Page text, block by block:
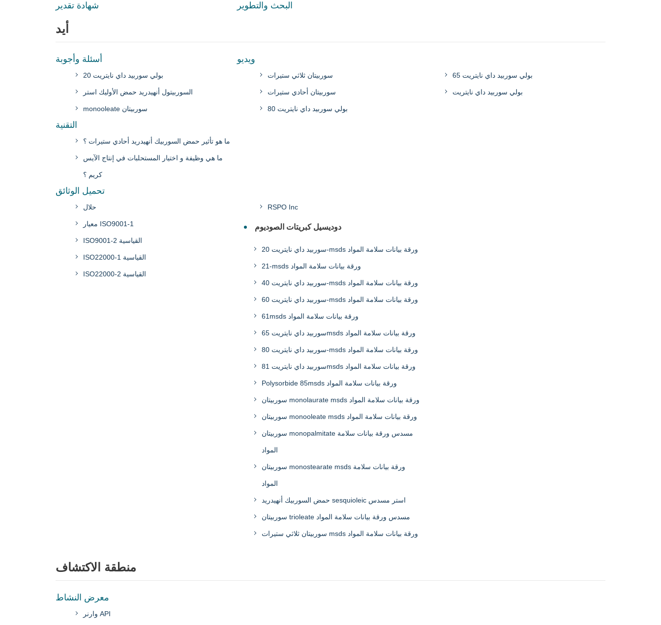
شهادة تقدير
البحث والتطوير
أيد
أسئلة وأجوبة ويديو
بولي سوربيد داي نايتريت 20
السوربيتول أنهيدريد حمض الأوليك استر
monooleate سوربيتان
سوربيتان ثلاثي ستيرات
سوربيتان أحادي ستيرات
بولي سوربيد داي نايتريت 80
بولي سوربيد داي نايتريت 65
بولي سوربيد داي نايتريت
التقنية
ما هو تأثير حمض السوربيك أنهيدريد أحادي ستيرات ؟
ما هي وظيفة و اختيار المستحلبات في إنتاج الآيس
كريم ؟
تحميل الوثائق
حلال
معيار ISO9001-1
ISO9001-2 القياسية
ISO22000-1 القياسية
ISO22000-2 القياسية
RSPO Inc
دوديسيل كبريتات الصوديوم
سوربيد داي نايتريت 20-msds ورقة بيانات سلامة المواد
21-msds ورقة بيانات سلامة المواد
سوربيد داي نايتريت 40-msds ورقة بيانات سلامة المواد
سوربيد داي نايتريت 60-msds ورقة بيانات سلامة المواد
61msds ورقة بيانات سلامة المواد
سوربيد داي نايتريت 65msds ورقة بيانات سلامة المواد
سوربيد داي نايتريت 80-msds ورقة بيانات سلامة المواد
سوربيد داي نايتريت 81msds ورقة بيانات سلامة المواد
Polysorbide 85msds ورقة بيانات سلامة المواد
سوربيتان monolaurate msds ورقة بيانات سلامة المواد
سوربيتان monooleate msds ورقة بيانات سلامة المواد
سوربيتان monopalmitate مسدس ورقة بيانات سلامة
المواد
سوربيتان monostearate msds ورقة بيانات سلامة
المواد
حمض السوربيك أنهيدريد sesquioleic استر مسدس
سوربيتان trioleate مسدس ورقة بيانات سلامة المواد
سوربيتان ثلاثي ستيرات msds ورقة بيانات سلامة المواد
منطقة الاكتشاف
معرض النشاط
وارنر API